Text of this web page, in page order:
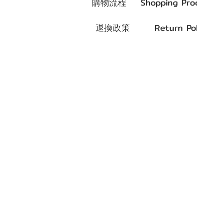
退換政策 Return